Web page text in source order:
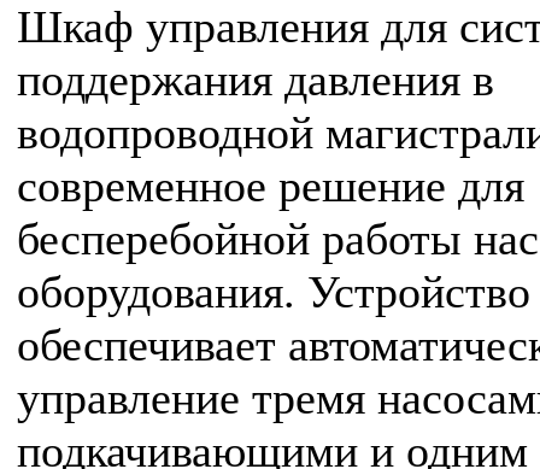
Шкаф управления для
поддержания давления в
водопроводной
современное решение для
бесперебойной работы
оборудования. Устройство
обеспечивает
управление тремя
подкачивающими и